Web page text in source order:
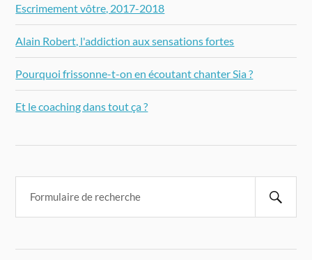
Escrimement vôtre, 2017-2018
Alain Robert, l'addiction aux sensations fortes
Pourquoi frissonne-t-on en écoutant chanter Sia ?
Et le coaching dans tout ça ?